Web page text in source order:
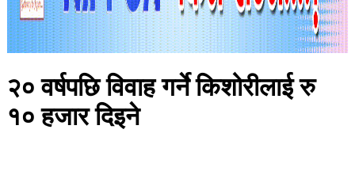
२० वर्षपछि विवाह गर्ने किशोरीलाई रु
१० हजार दिइने